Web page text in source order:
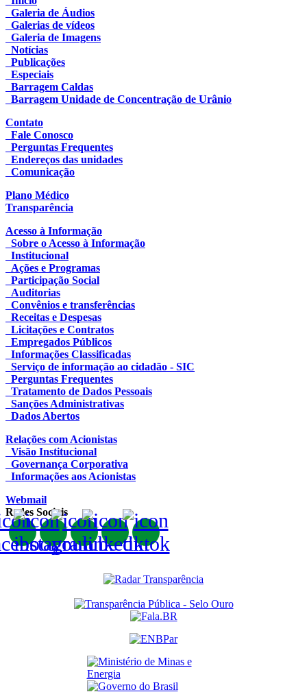
Galeria de Áudios
Galerias de vídeos
Galeria de Imagens
Notícias
Publicações
Especiais
Barragem Caldas
Barragem Unidade de Concentração de Urânio
Contato
Fale Conosco
Perguntas Frequentes
Endereços das unidades
Comunicação
Plano Médico
Transparência
Acesso à Informação
Sobre o Acesso à Informação
Institucional
Ações e Programas
Participação Social
Auditorias
Convênios e transferências
Receitas e Despesas
Licitações e Contratos
Empregados Públicos
Informações Classificadas
Serviço de informação ao cidadão - SIC
Perguntas Frequentes
Tratamento de Dados Pessoais
Sanções Administrativas
Dados Abertos
Relações com Acionistas
Visão Institucional
Governança Corporativa
Informações aos Acionistas
Webmail
Redes Sociais